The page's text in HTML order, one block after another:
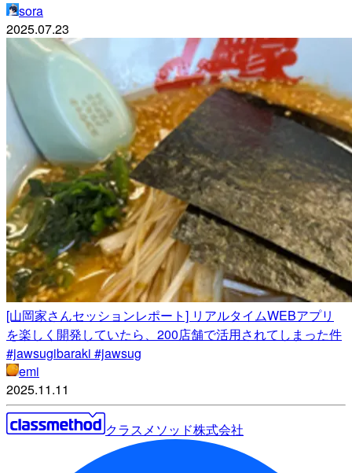
sora
2025.07.23
[山岡家さんセッションレポート] リアルタイムWEBアプリ
を楽しく開発していたら、200店舗で活用されてしまった件
#jawsugibaraki #jawsug
emi
2025.11.11
クラスメソッド株式会社